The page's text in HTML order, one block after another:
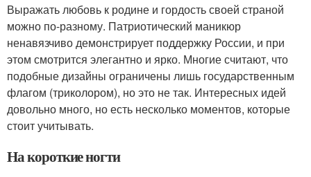
Выражать любовь к родине и гордость своей страной
можно по-разному. Патриотический маникюр
ненавязчиво демонстрирует поддержку России, и при
этом смотрится элегантно и ярко. Многие считают, что
подобные дизайны ограничены лишь государственным
флагом (триколором), но это не так. Интересных идей
довольно много, но есть несколько моментов, которые
стоит учитывать.
На короткие ногти